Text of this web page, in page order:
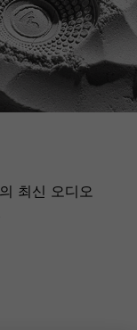
최신 오디오